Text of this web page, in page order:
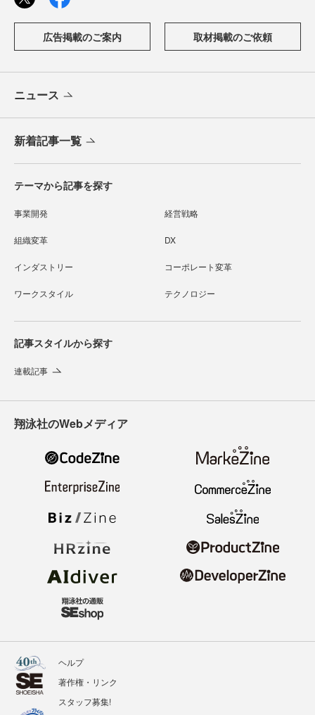
広告掲載のご案内 取材掲載のご依頼
ニュース
新着記事一覧
テーマから記事を探す
事業開発 経営戦略
組織変革 DX
インダストリー コーポレート変革
ワークスタイル テクノロジー
記事スタイルから探す
連載記事
翔泳社のWebメディア
ヘルプ
著作権・リンク
スタッフ募集!